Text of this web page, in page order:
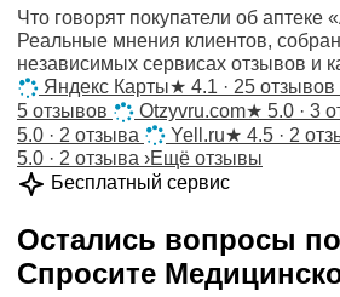
Что говорят покупатели об аптеке
Реальные мнения клиентов,
независимых сервисах отзывов и
Яндекс Карты★ 4.1 · 25 отзывов
5 отзывов
Otzyvru.com★ 5.0 · 3
5.0 · 2 отзыва
Yell.ru★ 4.5 · 2
5.0 · 2 отзыва ›Ещё отзывы
Бесплатный сервис
Остались вопросы по
Спросите